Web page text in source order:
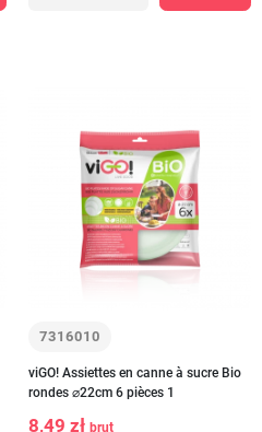
7316010
viGO! Assiettes en canne à sucre Bio
rondes ⌀22cm 6 pièces 1
8,49 zł brut